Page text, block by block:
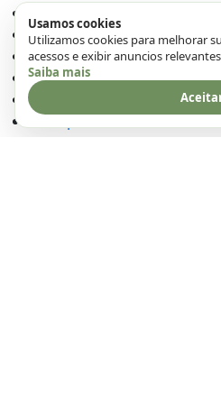
Contato
Politica de Cookies
Políticas Privacidade
Termos e Condições
Transparência
Usamos cookies
Utilizamos cookies para melhorar
acessos e exibir anuncios
Saiba mais